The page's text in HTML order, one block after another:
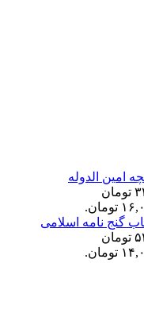
امین الدوله
قیمت اصلی: ۳۴,۰۰۰ تومان
گنج نامه اسلامی
قیمت اصلی: ۵۴,۰۰۰ تومان